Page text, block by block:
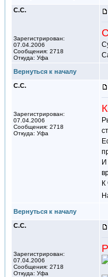
С.С.
Зарегистрирован:
07.04.2006
Сообщения: 2718
Откуда: Уфа
Вернуться к началу
С.С.
Зарегистрирован:
07.04.2006
Сообщения: 2718
Откуда: Уфа
И
К
Вернуться к началу
С.С.
Зарегистрирован:
07.04.2006
Сообщения: 2718
Откуда: Уфа